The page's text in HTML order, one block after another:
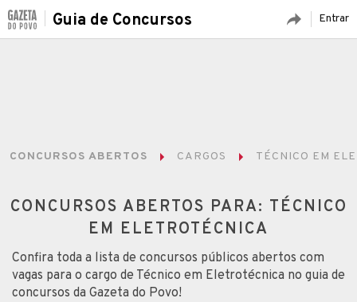
Entrar
Guia de Concursos
CONCURSOS ABERTOS CARGOS TÉCNICO EM
CONCURSOS ABERTOS PARA: TÉCNICO
EM ELETROTÉCNICA
Confira toda a lista de concursos públicos abertos com
vagas para o cargo de Técnico em Eletrotécnica no guia de
concursos da Gazeta do Povo!